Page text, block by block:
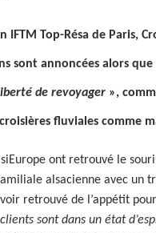
IFTM Top-Résa de Paris,
sont annoncées alors
de revoyager »,
fluviales comme
ont retrouvé le
alsacienne avec un
retrouvé de l’appétit
sont dans un état